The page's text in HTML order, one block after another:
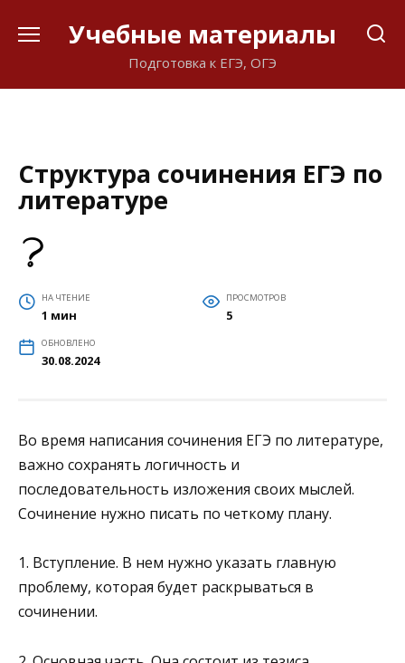
Учебные материалы
Подготовка к ЕГЭ, ОГЭ
Структура сочинения ЕГЭ по
литературе
НА ЧТЕНИЕ
1 мин
ПРОСМОТРОВ
5
ОБНОВЛЕНО
30.08.2024
Во время написания сочинения ЕГЭ по литературе,
важно сохранять логичность и
последовательность изложения своих мыслей.
Сочинение нужно писать по четкому плану.
1. Вступление. В нем нужно указать главную
проблему, которая будет раскрываться в
сочинении.